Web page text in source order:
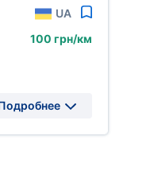
UA
100 грн/км